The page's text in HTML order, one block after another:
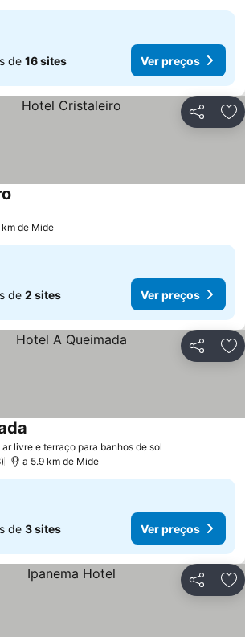
de 16 sites Ver preços
Partilhar
de Mide
de 2 sites Ver preços
Partilhar
livre e terraço para banhos de sol
a 5.9 km de Mide
de 3 sites Ver preços
Partilhar